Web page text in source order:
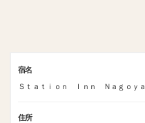
宿名
Ｓｔａｔｉｏｎ Ｉｎｎ Ｎａｇｏｙａ
住所